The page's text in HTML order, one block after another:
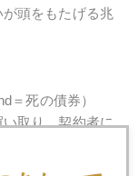
頭をもたげる兆
＝死の債券）
取り、契約者に